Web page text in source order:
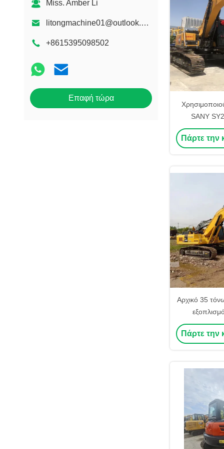
Miss. Amber Li
litongmachine01@outlook.com
+8615395098502
Επαφή τώρα
SANY
Πάρτε την
Αρχικό 35
Πάρτε την